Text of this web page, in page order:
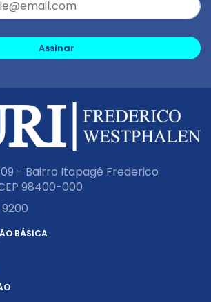
Assinar
- Bairro Itapagé Frederico
98400-000
BÁSICA